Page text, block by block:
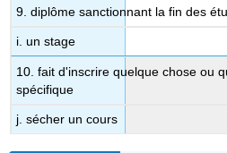
9. diplôme sanctionnant la fin des
i. un stage
10. fait d'inscrire quelque chose ou
spécifique
j. sécher un cours